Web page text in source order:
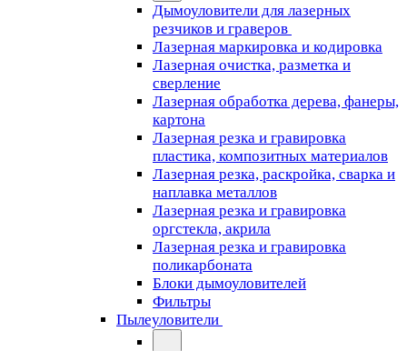
Дымоуловители для лазерных
резчиков и граверов
Лазерная маркировка и кодировка
Лазерная очистка, разметка и
сверление
Лазерная обработка дерева, фанеры,
картона
Лазерная резка и гравировка
пластика, композитных материалов
Лазерная резка, раскройка, сварка и
наплавка металлов
Лазерная резка и гравировка
оргстекла, акрила
Лазерная резка и гравировка
поликарбоната
Блоки дымоуловителей
Фильтры
Пылеуловители